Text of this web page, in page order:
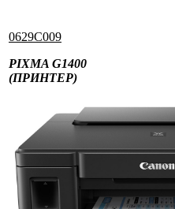
0629C009
PIXMA G1400
(ПРИНТЕР)